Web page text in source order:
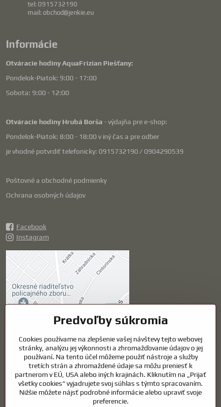
tel: 0915732190
mail: obchod@jenkie.eu
Informácie
Otváracie hodiny AquaFrizian Piešťany:
Pondelok-Piatok: 9:00 - 17:00
Sobota: 9:00 - 12:00
Otváracie hodiny Hrubá Borša - výdajňa pre e-shop:
Pondelok-Piatok: 8:00 - 18:00 v iný čas a pre odber
je vhodné potvrdiť telefonicky: 0915732190 / 0904290539
Poštovné a obchodné podmienky
Ochrana osobných údajov
Facebook
Instagram
Externý obsah je
blokovaný Voľbami
súkromia
Prajete si načítať externý obsah?
Povoliť tentokrát
Povoliť a zapamätať -
súhlas s druhom cookie:
Funkčné
Otvoriť obsah v novom okne
Predvoľby súkromia
Cookies používame na zlepšenie vašej návštevy tejto webovej
stránky, analýzu jej výkonnosti a zhromažďovanie údajov o jej
používaní. Na tento účel môžeme použiť nástroje a služby
tretích strán a zhromaždené údaje sa môžu preniesť k
partnerom v EÚ, USA alebo iných krajinách. Kliknutím na „Prijať
všetky cookies“ vyjadrujete svoj súhlas s týmto spracovaním.
Nižšie môžete nájsť podrobné informácie alebo upraviť svoje
preferencie.